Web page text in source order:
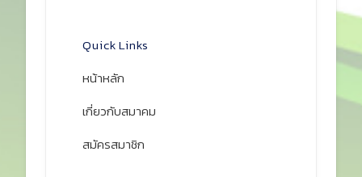
Quick Links
หน้าหลัก
เกี่ยวกับสมาคม
สมัครสมาชิก